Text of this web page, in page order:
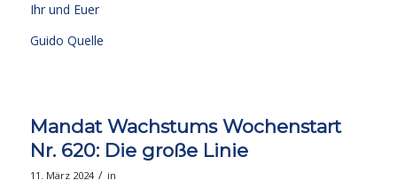
Ihr und Euer
Guido Quelle
Mandat Wachstums Wochenstart
Nr. 620: Die große Linie
11. März 2024 / in